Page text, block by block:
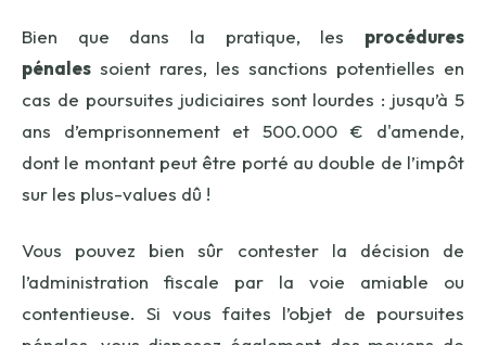
Bien que dans la pratique, les procédures
pénales soient rares, les sanctions potentielles en
cas de poursuites judiciaires sont lourdes : jusqu’à 5
ans d’emprisonnement et 500.000 € d'amende,
dont le montant peut être porté au double de l’impôt
sur les plus-values dû !
Vous pouvez bien sûr contester la décision de
l’administration fiscale par la voie amiable ou
contentieuse. Si vous faites l’objet de poursuites